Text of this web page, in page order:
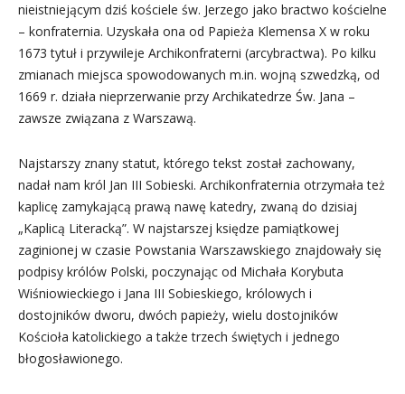
nieistniejącym dziś kościele św. Jerzego jako bractwo kościelne
– konfraternia. Uzyskała ona od Papieża Klemensa X w roku
1673 tytuł i przywileje Archikonfraterni (arcybractwa). Po kilku
zmianach miejsca spowodowanych m.in. wojną szwedzką, od
1669 r. działa nieprzerwanie przy Archikatedrze Św. Jana –
zawsze związana z Warszawą.
Najstarszy znany statut, którego tekst został zachowany,
nadał nam król Jan III Sobieski. Archikonfraternia otrzymała też
kaplicę zamykającą prawą nawę katedry, zwaną do dzisiaj
„Kaplicą Literacką”. W najstarszej księdze pamiątkowej
zaginionej w czasie Powstania Warszawskiego znajdowały się
podpisy królów Polski, poczynając od Michała Korybuta
Wiśniowieckiego i Jana III Sobieskiego, królowych i
dostojników dworu, dwóch papieży, wielu dostojników
Kościoła katolickiego a także trzech świętych i jednego
błogosławionego.